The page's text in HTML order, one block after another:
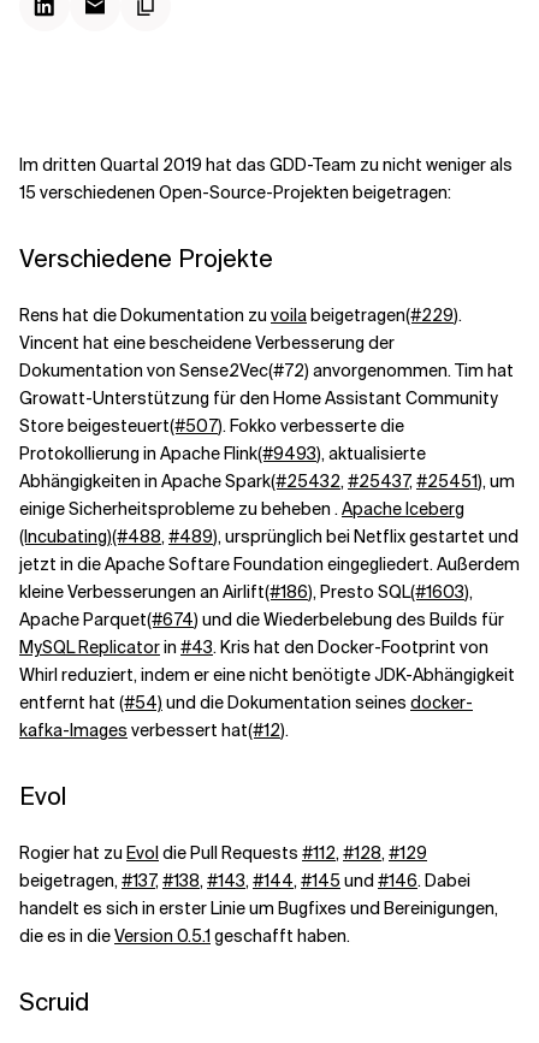
Verwandte Themen
Im dritten Quartal 2019 hat das GDD-Team zu nicht weniger als
15 verschiedenen Open-Source-Projekten beigetragen:
Verschiedene Projekte
Rens hat die Dokumentation zu voilabeigetragen(#229).
Vincent hat eine bescheidene Verbesserung der
Dokumentation von Sense2Vec(#72) anvorgenommen. Tim hat
Growatt-Unterstützung für den Home Assistant Community
Store beigesteuert(#507). Fokko verbesserte die
Protokollierung in Apache Flink(#9493), aktualisierte
Abhängigkeiten in Apache Spark(#25432,#25437,#25451), um
einige Sicherheitsprobleme zu beheben .Apache Iceberg
(Incubating)(#488,#489), ursprünglich bei Netflix gestartet und
jetzt in die Apache Softare Foundation eingegliedert. Außerdem
kleine Verbesserungen an Airlift(#186), Presto SQL(#1603),
Apache Parquet(#674) und die Wiederbelebung des Builds für
MySQL Replicatorin #43. Kris hat den Docker-Footprint von
Whirl reduziert, indem er eine nicht benötigte JDK-Abhängigkeit
entfernt hat (#54) und die Dokumentation seines docker-
kafka-Images verbessert hat(#12).
Evol
Rogier hat zu Evoldie Pull Requests #112,#128,#129
beigetragen,#137,#138,#143,#144,#145 und #146. Dabei
handelt es sich in erster Linie um Bugfixes und Bereinigungen,
die es in dieVersion 0.5.1geschafft haben.
Scruid